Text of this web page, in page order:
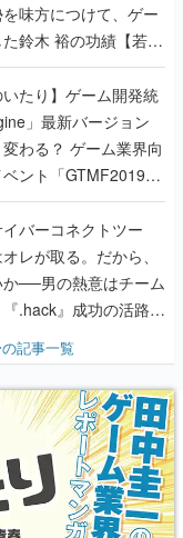
味方につけて、ゲー
鈴木 裕の功績【若ゲ
いたり】ゲーム開発統
」最新バージョン
わる？ ゲーム業界向
ント「GTMF2019」
深めよう【PR】
イバーコネクトツー
レが取る。だから、
──男の熱意はチーム
.hack』成功の活路を
った【若ゲのいた
の記事一覧